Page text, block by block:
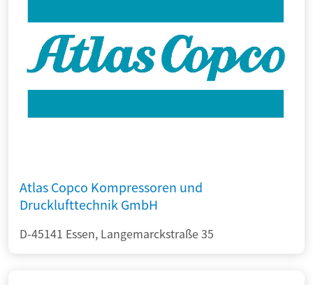
Atlas Copco Kompressoren und
Drucklufttechnik GmbH
D-45141 Essen, Langemarckstraße 35